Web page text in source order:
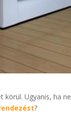
Ugyanis, ha
?